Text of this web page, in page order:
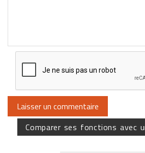
Comparer ses fonctions avec